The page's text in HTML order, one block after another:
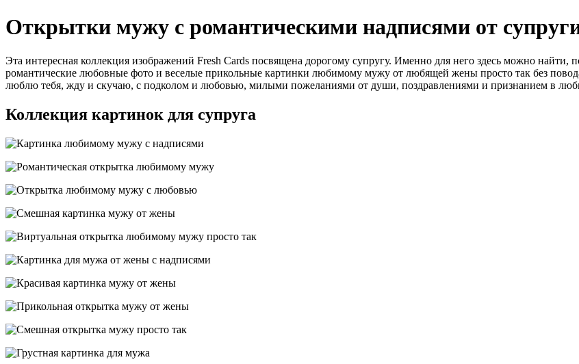
Открытки мужу с романтическими надписями от
Эта интересная коллекция изображений Fresh Cards посвящена дорогому супругу. Именно для него здесь можно найти,
романтические любовные фото и веселые прикольные картинки любимому мужу от любящей жены просто так без
люблю тебя, жду и скучаю, с подколом и любовью, милыми пожеланиями от души, поздравлениями и признанием в
Коллекция картинок для супруга